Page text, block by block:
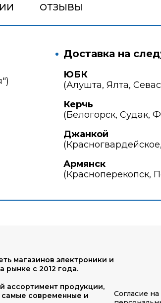
ОТЗЫВЫ
Доставка на
ЮБК
(Алушта, Ялта,
Керчь
(Белогорск, Судак,
Джанкой
Армянск
(Красноперекопск,
магазинов электроники и
рынке с 2012 года.
ассортимент продукции,
современные и
Согласие